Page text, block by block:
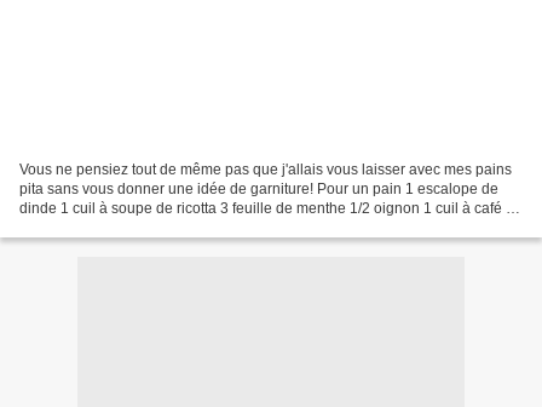
Vous ne pensiez tout de même pas que j'allais vous laisser avec mes pains
pita sans vous donner une idée de garniture! Pour un pain 1 escalope de
dinde 1 cuil à soupe de ricotta 3 feuille de menthe 1/2 oignon 1 cuil à café de